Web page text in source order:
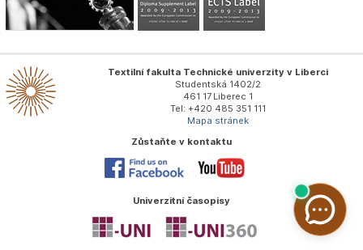
Textilní fakulta Technické univerzity v Liberci
Studentská 1402/2
461 17 Liberec 1
Tel: +420 485 351 111
Mapa stránek
Zůstaňte v kontaktu
Univerzitní časopisy